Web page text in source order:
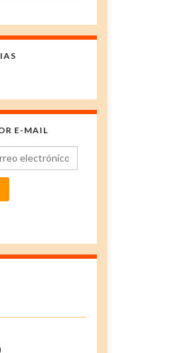
E-MAIL
electrónico